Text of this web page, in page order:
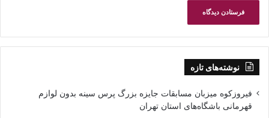
نوشته‌های تازه
فیروزکوه میزبان مسابقات جایزه بزرگ پرس سینه بدون لوازم
قهرمانی باشگاه‌های استان تهران